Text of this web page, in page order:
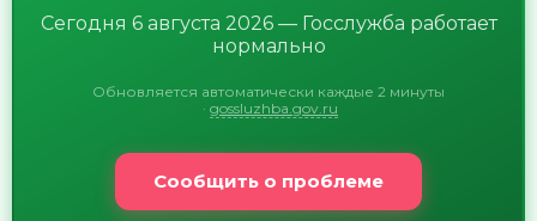
Сегодня 6 августа 2026 — Госслужба работает
нормально
Обновляется автоматически каждые 2 минуты
· gossluzhba.gov.ru
Сообщить о проблеме